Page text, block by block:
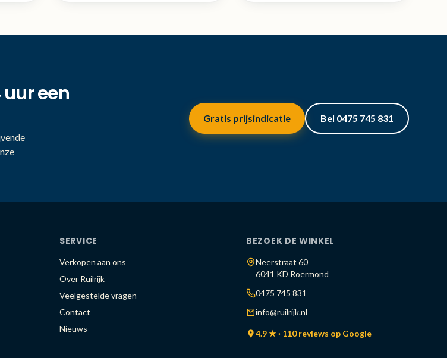
een
Gratis prijsindicatie Bel 0475 745 831
SERVICE
Verkopen aan ons
Over Ruilrijk
Veelgestelde vragen
Contact
Nieuws
BEZOEK DE WINKEL
Neerstraat 60
6041 KD Roermond
0475 745 831
info@ruilrijk.nl
4.9 ★ · 110 reviews op Google